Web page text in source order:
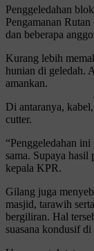
Penggeledahan
Pengamanan
dan beberapa
Kurang lebih
hunian di geledah.
amankan.
Di antaranya,
cutter.
“Penggeledahan
sama. Supaya hasil
kepala KPR.
Gilang juga
masjid, tarawih
bergiliran. Hal
suasana kondusif